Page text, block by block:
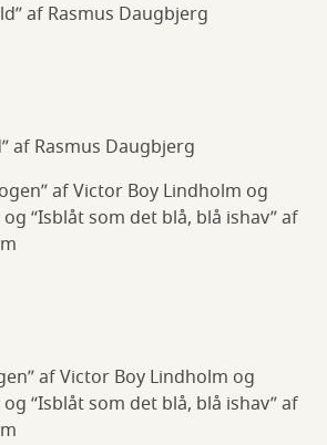
af Rasmus Daugbjerg
af Rasmus Daugbjerg
af Victor Boy Lindholm og
“Isblåt som det blå, blå ishav” af
af Victor Boy Lindholm og
“Isblåt som det blå, blå ishav” af